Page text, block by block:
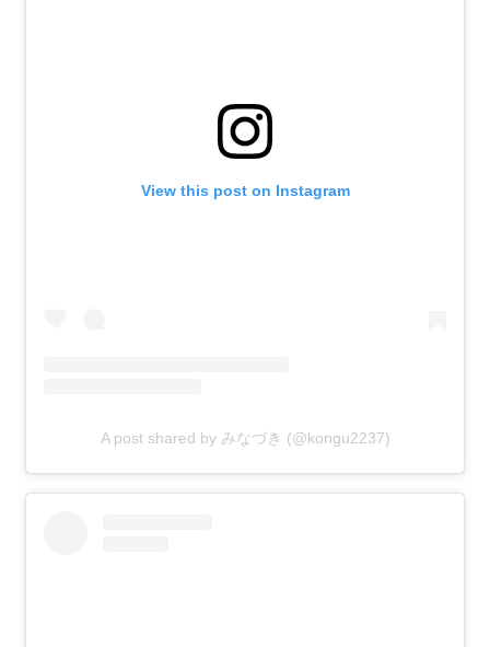
View this post on Instagram
A post shared by みなづき (@kongu2237)